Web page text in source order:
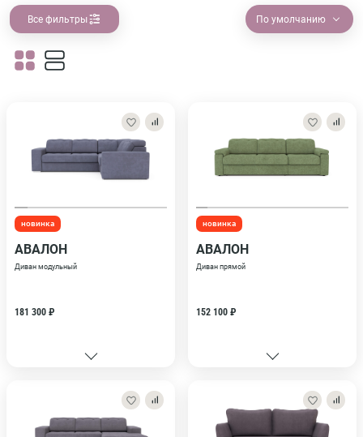
Все фильтры По умолчанию
новинка
АВАЛОН
Диван модульный
181 300 ₽
новинка
АВАЛОН
Диван прямой
152 100 ₽